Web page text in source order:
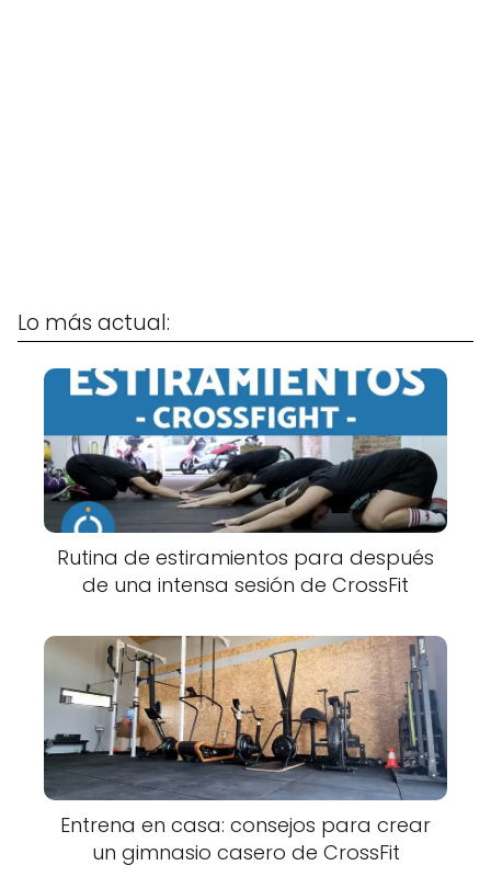
Lo más actual:
Rutina de estiramientos para después
de una intensa sesión de CrossFit
Entrena en casa: consejos para crear
un gimnasio casero de CrossFit